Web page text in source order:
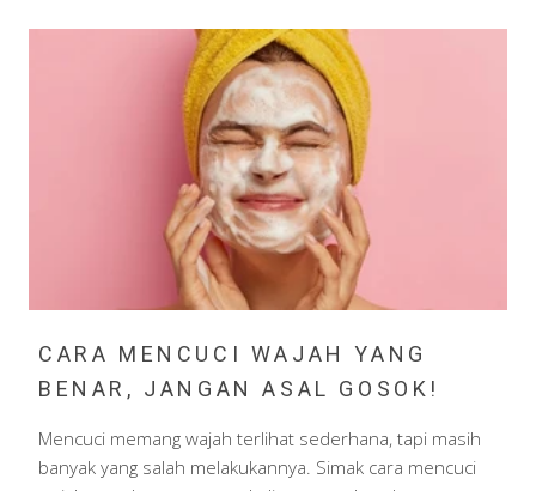
CARA MENCUCI WAJAH YANG
BENAR, JANGAN ASAL GOSOK!
Mencuci memang wajah terlihat sederhana, tapi masih
banyak yang salah melakukannya. Simak cara mencuci